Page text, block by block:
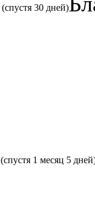
(спустя 30 дней)
(спустя 1 месяц 5